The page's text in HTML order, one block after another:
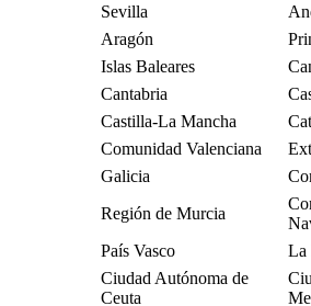
Sevilla
Aragón
Islas Baleares
Cantabria
Castilla-La Mancha
Comunidad Valenciana
Galicia
Región de Murcia
País Vasco
La
Ciudad Autónoma de
Ceuta